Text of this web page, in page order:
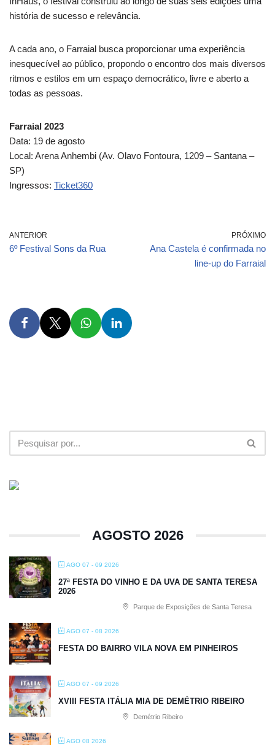
história de sucesso e relevância.
A cada ano, o Farraial busca proporcionar uma experiência
inesquecível ao público, propondo o encontro dos mais diversos
ritmos e estilos em um espaço democrático, livre e aberto a
todas as pessoas.
Farraial 2023
Data: 19 de agosto
Local: Arena Anhembi (Av. Olavo Fontoura, 1209 – Santana –
SP)
Ingressos: Ticket360
ANTERIOR
6º Festival Sons da Rua
PRÓXIMO
Ana Castela é confirmada no
line-up do Farraial
AGOSTO 2026
AGO 07 - 09 2026
27ª FESTA DO VINHO E DA UVA DE SANTA TERESA
2026
Parque de Exposições de Santa Teresa
AGO 07 - 08 2026
FESTA DO BAIRRO VILA NOVA EM PINHEIROS
AGO 07 - 09 2026
XVIII FESTA ITÁLIA MIA DE DEMÉTRIO RIBEIRO
Demétrio Ribeiro
AGO 08 2026